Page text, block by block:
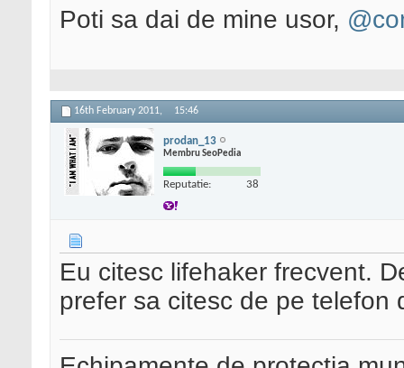
Poti sa dai de mine usor,
16th February 2011, 15:46
prodan_13
Membru SeoPedia
Reputatie: 38
Eu citesc lifehaker frecvent.
prefer sa citesc de pe telefon